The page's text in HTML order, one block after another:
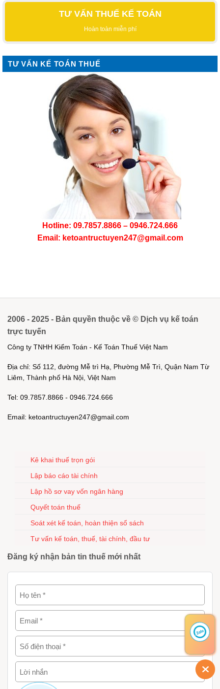
TƯ VẤN THUẾ KẾ TOÁN
Hoàn toàn miễn phí
TƯ VẤN KẾ TOÁN THUẾ
Hotline: 09.7857.8866 – 0946.724.666
Email: ketoantructuyen247@gmail.com
2006 - 2025 - Bản quyền thuộc về © Dịch vụ kế toán
trực tuyến
Công ty TNHH Kiểm Toán - Kế Toán Thuế Việt Nam
Địa chỉ: Số 112, đường Mễ trì Hạ, Phường Mễ Trì, Quận Nam Từ
Liêm, Thành phố Hà Nội, Việt Nam
Tel: 09.7857.8866 - 0946.724.666
Email: ketoantructuyen247@gmail.com
Kê khai thuế trọn gói
Lập báo cáo tài chính
Lập hồ sơ vay vốn ngân hàng
Quyết toán thuế
Soát xét kế toán, hoàn thiện sổ sách
Tư vấn kế toán, thuế, tài chính, đầu tư
Đăng ký nhận bản tin thuế mới nhất